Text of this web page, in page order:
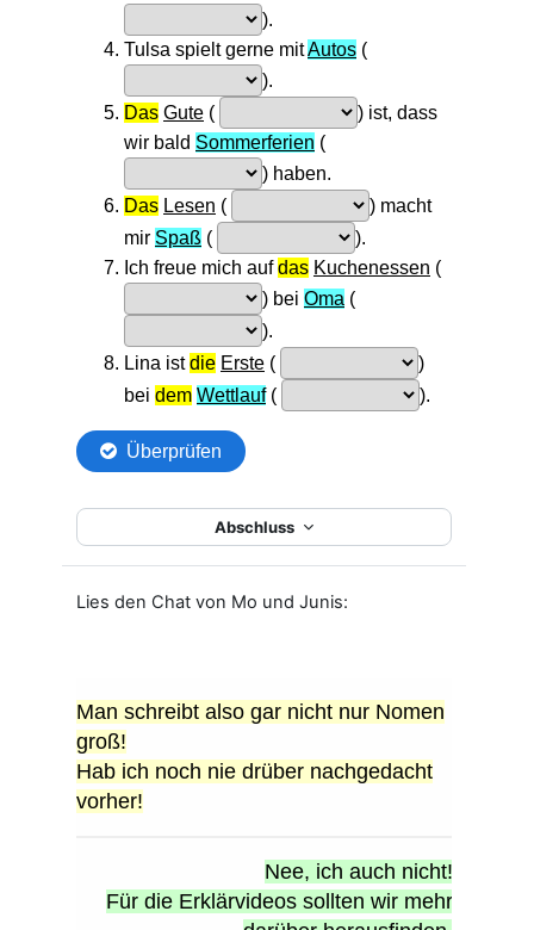
Abschluss
Lies den Chat von Mo und Junis: